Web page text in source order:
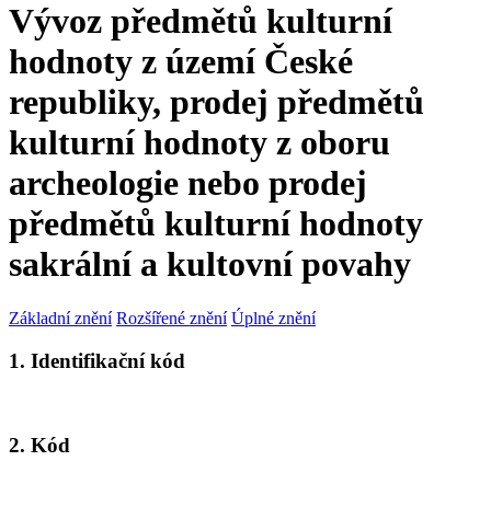
Vývoz předmětů kulturní
hodnoty z území České
republiky, prodej předmětů
kulturní hodnoty z oboru
archeologie nebo prodej
předmětů kulturní hodnoty
sakrální a kultovní povahy
Základní znění Rozšířené znění Úplné znění
1. Identifikační kód
2. Kód